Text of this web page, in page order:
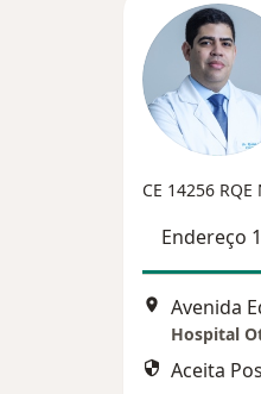
CE 14256 RQE
Endereço 1
Hospital
Aceita